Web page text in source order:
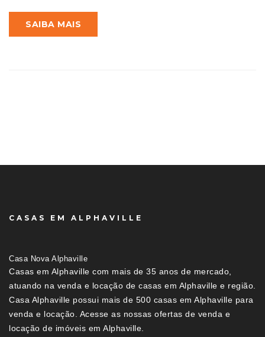
SAIBA MAIS
CASAS EM ALPHAVILLE
Casa Nova Alphaville
Casas em Alphaville com mais de 35 anos de mercado,
atuando na venda e locação de casas em Alphaville e região.
Casa Alphaville possui mais de 500 casas em Alphaville para
venda e locação. Acesse as nossas ofertas de venda e
locação de imóveis em Alphaville.